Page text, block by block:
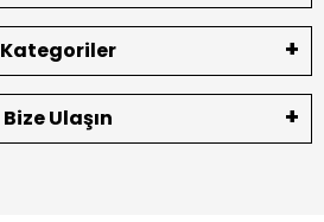
Kategoriler
Bize Ulaşın